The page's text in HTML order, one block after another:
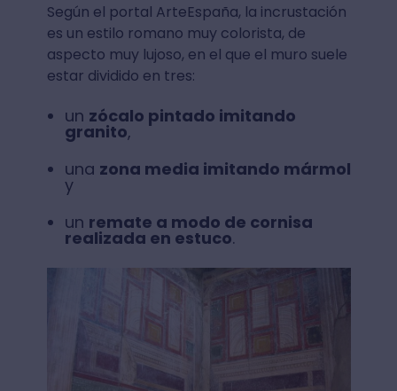
Según el portal ArteEspaña, la incrustación
es un estilo romano muy colorista, de
aspecto muy lujoso, en el que el muro suele
estar dividido en tres:
un zócalo pintado imitando
granito,
una zona media imitando mármol
y
un remate a modo de cornisa
realizada en estuco.